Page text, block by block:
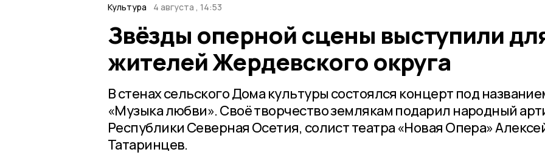
Культура 4 августа , 14:53
Звёзды оперной сцены выступили
жителей Жердевского округа
В стенах сельского Дома культуры состоялся концерт под
«Музыка любви». Своё творчество землякам подарил народный
Республики Северная Осетия, солист театра «Новая Опера»
Татаринцев.